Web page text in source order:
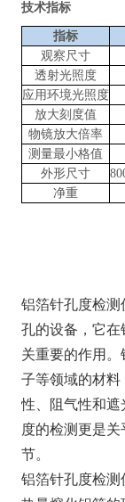
技术指标
指标
观察尺寸
透射光照度
应用环境光照度
放大刻度值
物镜放大倍率
测量最小格值
外形尺寸
净重
铝箔针孔度检
孔的设备，它
关重要的作用
子等领域的材
性、阻气性和
度的检测更是
节。
铝箔针孔度检